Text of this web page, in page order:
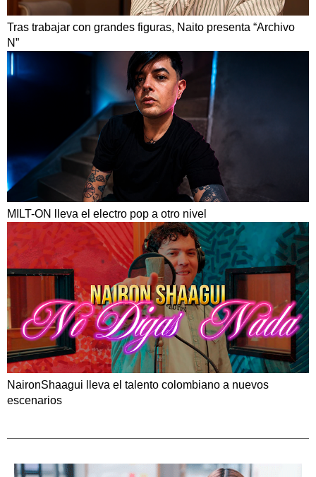
Tras trabajar con grandes figuras, Naito presenta “Archivo
N”
MILT-ON lleva el electro pop a otro nivel
NaironShaagui lleva el talento colombiano a nuevos
escenarios